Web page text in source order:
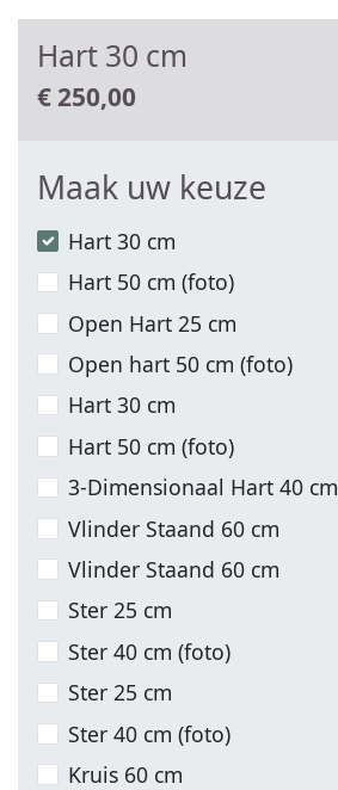
Hart 30 cm
€250,00
Maak uw keuze
Hart 30 cm
Hart 50 cm (foto)
Open Hart 25 cm
Open hart 50 cm (foto)
Hart 30 cm
Hart 50 cm (foto)
3-Dimensionaal Hart 40 cm
Vlinder Staand 60 cm
Vlinder Staand 60 cm
Ster 25 cm
Ster 40 cm (foto)
Ster 25 cm
Ster 40 cm (foto)
Kruis 60 cm